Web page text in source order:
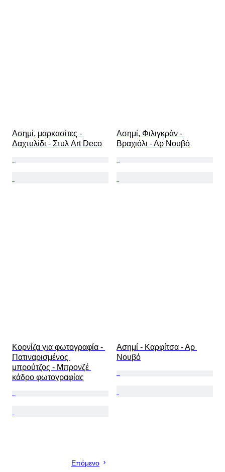
Ασημί, μαρκασίτες -
Δαχτυλίδι - Στυλ Art Deco
Ασημί, Φιλιγκράν -
Βραχιόλι - Αρ Νουβό
Κορνίζα για φωτογραφία -
Πατιναρισμένος
μπρούτζος - Μπρονζέ
κάδρο φωτογραφίας
Ασημί - Καρφίτσα - Αρ
Νουβό
Επόμενο